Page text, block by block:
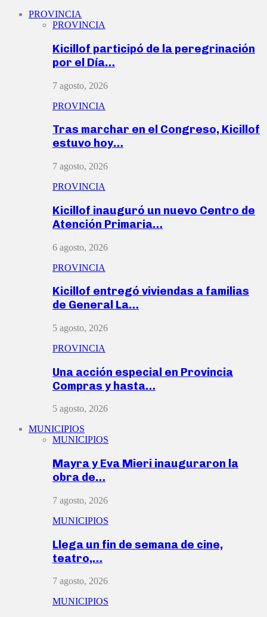
PROVINCIA
PROVINCIA
Kicillof participó de la peregrinación
por el Día…
7 agosto, 2026
PROVINCIA
Tras marchar en el Congreso, Kicillof
estuvo hoy…
7 agosto, 2026
PROVINCIA
Kicillof inauguró un nuevo Centro de
Atención Primaria…
6 agosto, 2026
PROVINCIA
Kicillof entregó viviendas a familias
de General La…
5 agosto, 2026
PROVINCIA
Una acción especial en Provincia
Compras y hasta…
5 agosto, 2026
MUNICIPIOS
MUNICIPIOS
Mayra y Eva Mieri inauguraron la
obra de…
7 agosto, 2026
MUNICIPIOS
Llega un fin de semana de cine,
teatro,…
7 agosto, 2026
MUNICIPIOS